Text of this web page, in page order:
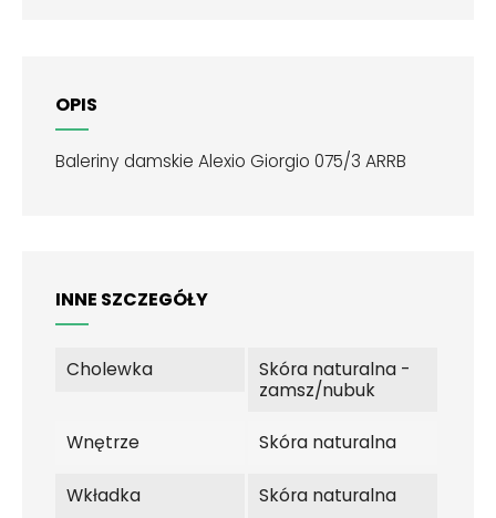
OPIS
Baleriny damskie Alexio Giorgio 075/3 ARRB
INNE SZCZEGÓŁY
Cholewka
Skóra naturalna -
zamsz/nubuk
Wnętrze Skóra naturalna
Wkładka Skóra naturalna